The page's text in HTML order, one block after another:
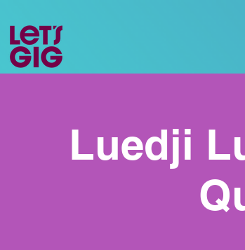
Luedji